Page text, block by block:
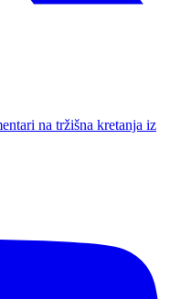
na tržišna kretanja iz